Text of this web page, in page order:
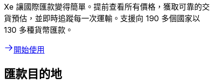
Xe 讓國際匯款變得簡單。提前查看所有價格，獲取可靠的交
貨預估，並即時追蹤每一次運輸。支援向 190 多個國家以
130 多種貨幣匯款。
開始使用
匯款目的地